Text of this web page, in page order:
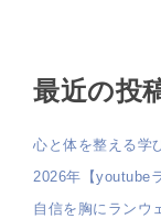
最近の投
心と体を整える学
2026年【youtube
自信を胸にランウ